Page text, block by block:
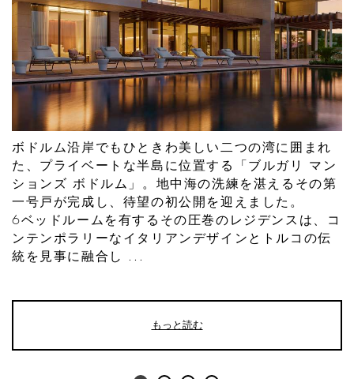
ボドルム沿岸でもひときわ美しい二つの湾に囲まれ
た、プライベートな半島に位置する「ブルガリ マン
ションズ ボドルム」。地中海の洗練を湛えるその第
一号戸が完成し、待望の初公開を迎えました。
6ベッドルームを有するその圧巻のレジデンスは、コ
ンテンポラリーなイタリアンデザインとトルコの伝
統を見事に融合し ...
もっと読む